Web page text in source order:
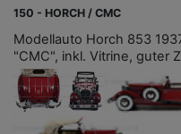
150 - HORCH / CMC
Modellauto Horch 853
"CMC", inkl. Vitrine, guter